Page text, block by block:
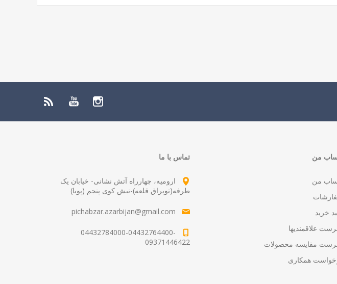
من
من
خرید
علاقمندیها
مقایسه محصولات
همکاری
تماس با ما
ارومیه، چهارراه آتش نشانی- خیابان یک
طرفه(توپراق قلعه)-نبش کوی پنجم (پویا)
pichabzar.azarbijan@gmail.com
04432784000-04432764400-
09371446422